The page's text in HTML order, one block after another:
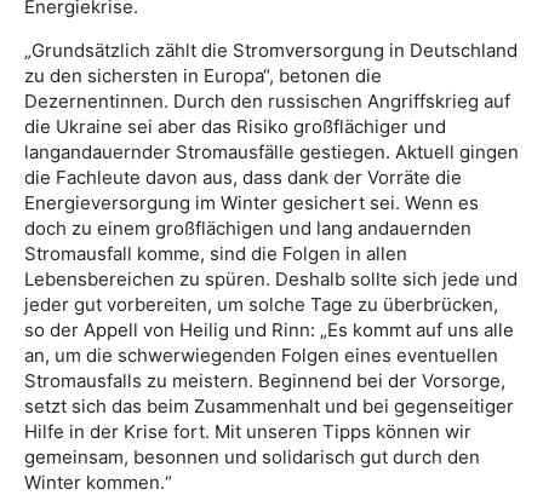
Energiekrise.
„Grundsätzlich zählt die Stromversorgung in Deutschland
zu den sichersten in Europa“, betonen die
Dezernentinnen. Durch den russischen Angriffskrieg auf
die Ukraine sei aber das Risiko großflächiger und
langandauernder Stromausfälle gestiegen. Aktuell gingen
die Fachleute davon aus, dass dank der Vorräte die
Energieversorgung im Winter gesichert sei. Wenn es
doch zu einem großflächigen und lang andauernden
Stromausfall komme, sind die Folgen in allen
Lebensbereichen zu spüren. Deshalb sollte sich jede und
jeder gut vorbereiten, um solche Tage zu überbrücken,
so der Appell von Heilig und Rinn: „Es kommt auf uns alle
an, um die schwerwiegenden Folgen eines eventuellen
Stromausfalls zu meistern. Beginnend bei der Vorsorge,
setzt sich das beim Zusammenhalt und bei gegenseitiger
Hilfe in der Krise fort. Mit unseren Tipps können wir
gemeinsam, besonnen und solidarisch gut durch den
Winter kommen.“